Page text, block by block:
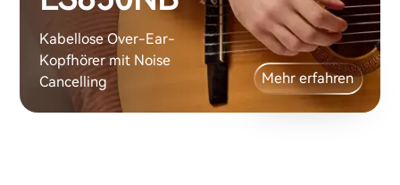
Kabellose Over-Ear-
Kopfhörer mit Noise
Cancelling
Mehr erfahren